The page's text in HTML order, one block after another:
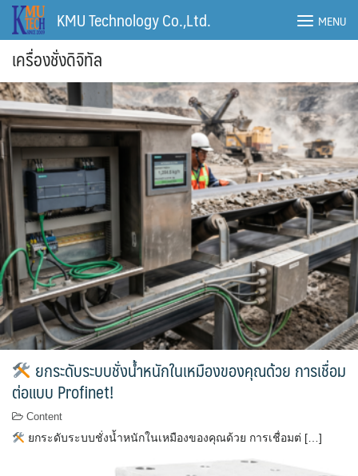
Skip
content
KMU Technology Co.,Ltd. MENU
เครื่องชั่งดิจิทัล
ยกระดับระบบชั่งน้ำหนักในเหมืองของคุณด้วย การเชื่อม
ต่อแบบ Profinet!
Content
ยกระดับระบบชั่งน้ำหนักในเหมืองของคุณด้วย การเชื่อมต่ […]